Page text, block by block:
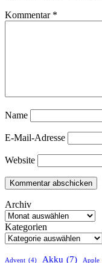
Kommentar *
Name
E-Mail-Adresse
Website
Archiv
Kategorien
Advent (4) Akku (7) Apple